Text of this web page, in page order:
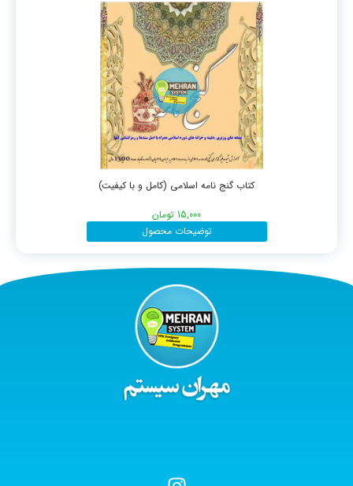
کتاب گنج نامه اسلامی (کامل و با کیفیت)
15,000 تومان
توضیحات محصول